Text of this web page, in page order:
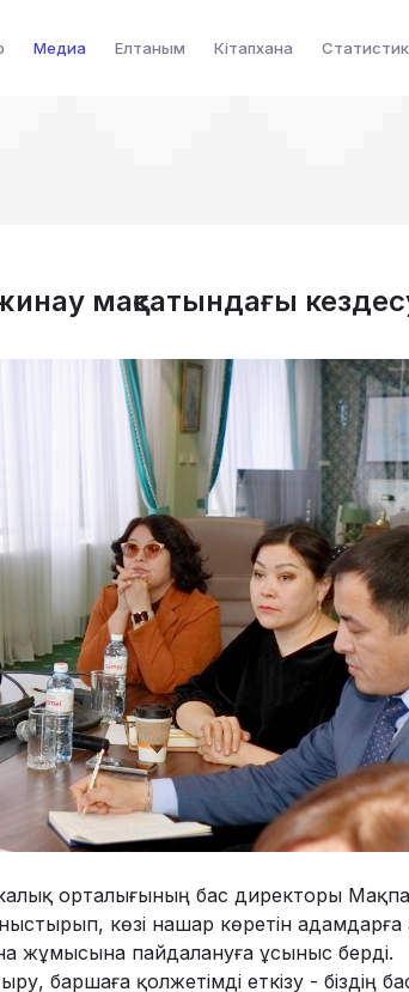
Медиа Елтаным Кітапхана
мақсатындағы
орталығының бас директоры
көзі нашар көретін адамдарға
жұмысына пайдалануға ұсыныс берді.
баршаға қолжетімді еткізу - біздің